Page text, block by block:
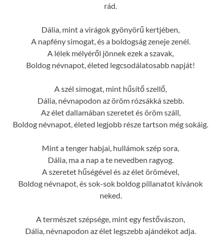
rád.
Dália, mint a virágok gyönyörű kertjében,
A napfény simogat, és a boldogság zeneje zenél.
A lélek mélyéről jönnek ezek a szavak,
Boldog névnapot, életed legcsodálatosabb napját!
A szél simogat, mint hűsítő szellő,
Dália, névnapodon az öröm rózsákká szebb.
Az élet dallamában szeretet és öröm száll,
Boldog névnapot, életed legjobb része tartson még sokáig.
Mint a tenger habjai, hullámok szép sora,
Dália, ma a nap a te nevedben ragyog.
A szeretet hűségével és az élet örömével,
Boldog névnapot, és sok-sok boldog pillanatot kívánok
neked.
A természet szépsége, mint egy festővászon,
Dália, névnapodon az élet legszebb ajándékot adja.